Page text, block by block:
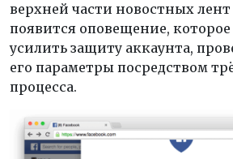
верхней части новостных лент
появится оповещение,
усилить защиту аккаунта,
его параметры посредством
процесса.